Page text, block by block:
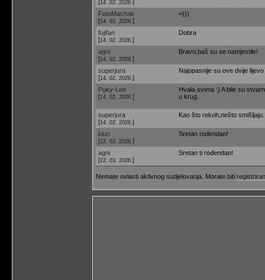
[14. 02. 2026. ]
FotoMachak
[14. 02. 2026. ]
=)))
fujifan
[14. 02. 2026. ]
Dobra
agni
[14. 02. 2026. ]
Bravo,baš su se namjestile!
superjura
[14. 02. 2026. ]
Najopasnije su ove dvije
Puky-Lee
[14. 02. 2026. ]
Hvala svima :) A bile su
u krug.
superjura
[14. 02. 2026. ]
Kao što rekoh,nešto
klun
[22. 03. 2026. ]
Sretan rođendan!
agni
[22. 03. 2026. ]
Sretan ti rođendan!
Nemate ovlasti aktivnog sudjelovanja. Morate biti